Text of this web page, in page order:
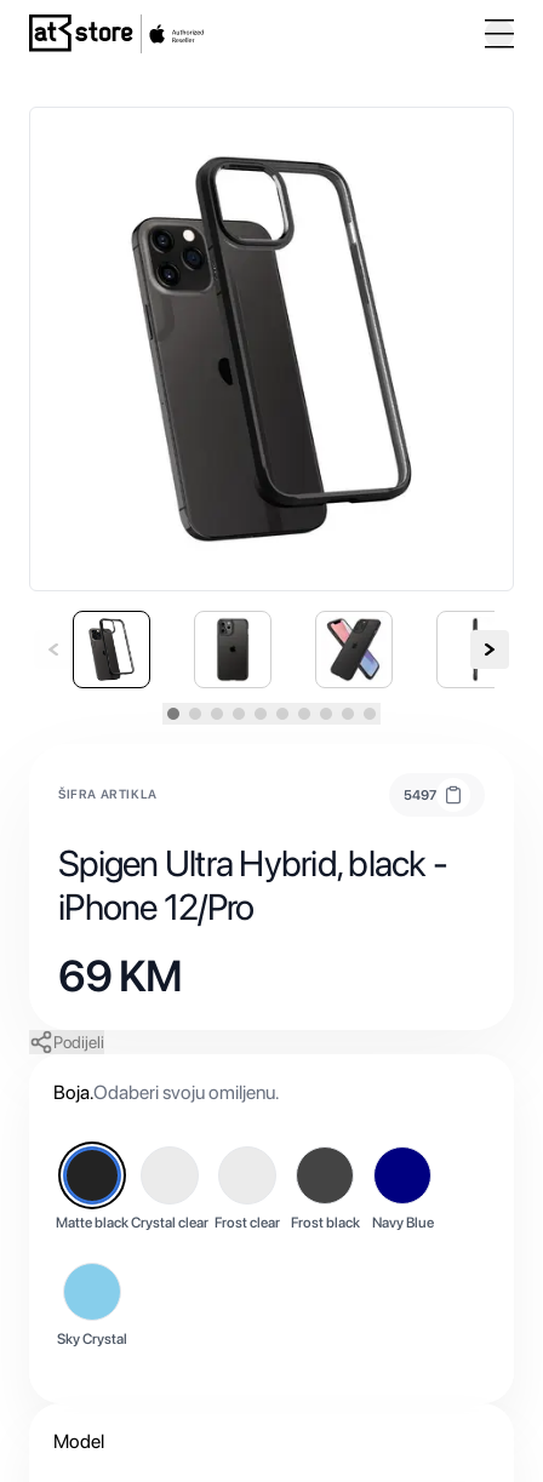
Posjetite početnu stranicu AT Store
ŠIFRA ARTIKLA 5497
Spigen Ultra Hybrid, black -
iPhone 12/Pro
69KM
Podijeli
Boja.Odaberi svoju omiljenu.
Matte blackCrystal clear Frost clear Frost black Navy Blue
Sky Crystal
Model